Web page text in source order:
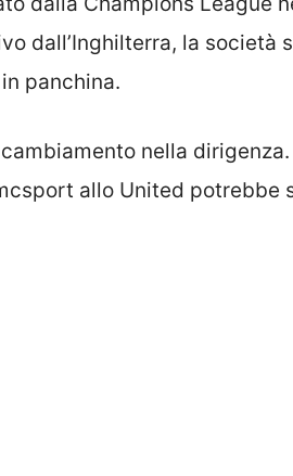
dall’Inghilterra, la società
panchina.
nella
allo United potrebbe